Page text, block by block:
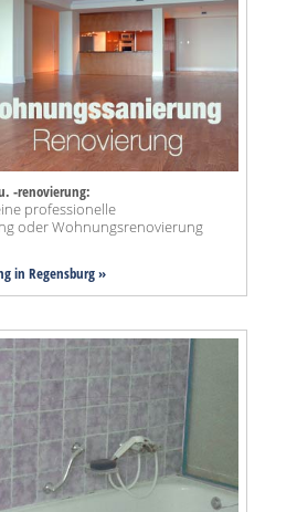
-renovierung:
professionelle
oder Wohnungsrenovierung
in Regensburg »